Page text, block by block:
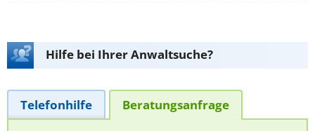
Hilfe bei Ihrer Anwaltsuche?
Telefonhilfe Beratungsanfrage